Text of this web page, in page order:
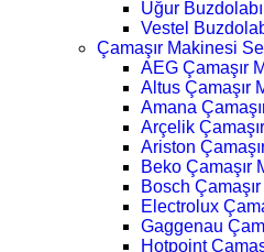
Uğur
Vestel
Çamaşır Makinesi
AEG Çamaşır
Altus Çamaşır
Amana
Arçelik
Ariston
Beko Çamaşır
Bosch
Electrolux
Gaggenau
Hotpoint